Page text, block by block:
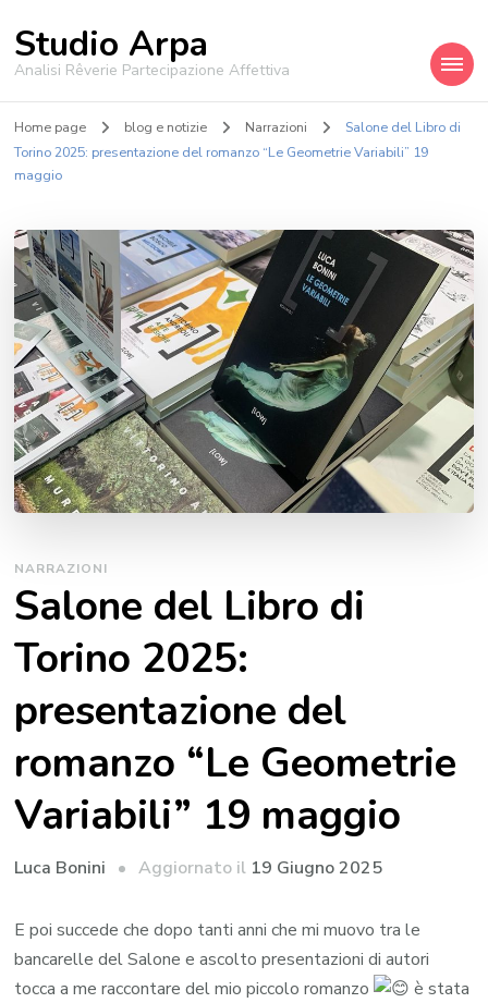
Studio Arpa
Analisi Rêverie Partecipazione Affettiva
Home page blog e notizie Narrazioni
Salone del Libro di
Torino 2025: presentazione del romanzo “Le Geometrie Variabili” 19
maggio
NARRAZIONI
Salone del Libro di
Torino 2025:
presentazione del
romanzo “Le Geometrie
Variabili” 19 maggio
Luca Bonini Aggiornato il 19 Giugno 2025
E poi succede che dopo tanti anni che mi muovo tra le
bancarelle del Salone e ascolto presentazioni di autori
tocca a me raccontare del mio piccolo romanzo
è stata